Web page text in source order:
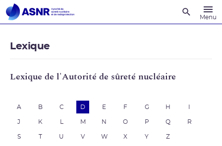
Menu
Lexique
Lexique de l'Autorité de sûreté nucléaire
A B C D E F G H
J K M N O P Q R
S U V W X Y Z